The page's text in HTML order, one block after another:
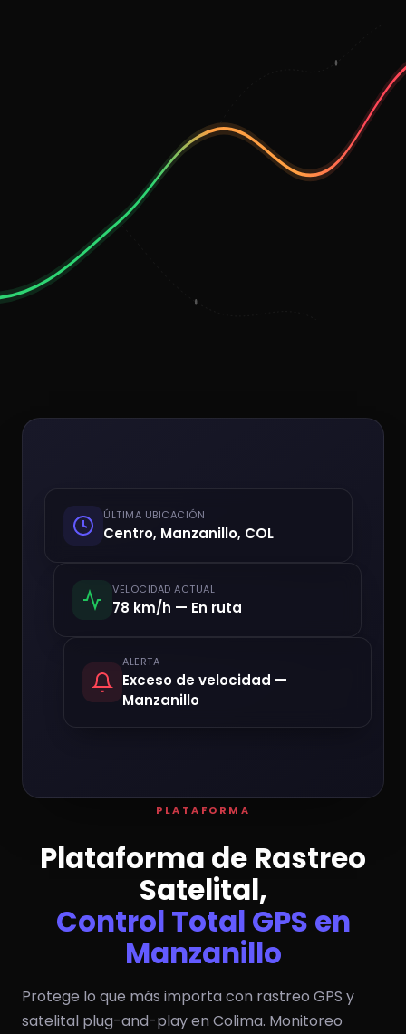
ÚLTIMA UBICACIÓN
Centro, Manzanillo, COL
VELOCIDAD ACTUAL
78 km/h — En ruta
ALERTA
Exceso de velocidad —
Manzanillo
PLATAFORMA
Plataforma de Rastreo
Satelital,
Control Total GPS en
Manzanillo
Protege lo que más importa con rastreo GPS y
satelital plug-and-play en Colima. Monitoreo